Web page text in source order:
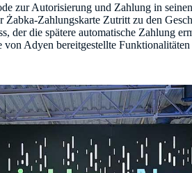
zur Autorisierung und Zahlung in
Zahlungskarte Zutritt zu den
der die spätere automatische Zahlung
Adyen bereitgestellte